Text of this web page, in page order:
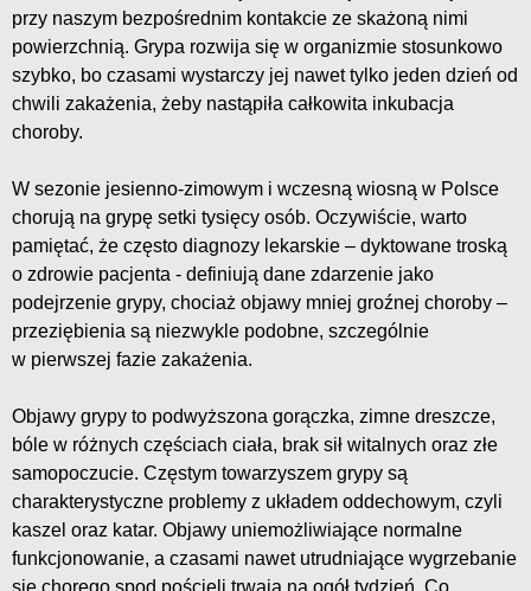
przy naszym bezpośrednim kontakcie ze skażoną nimi
powierzchnią. Grypa rozwija się w organizmie stosunkowo
szybko, bo czasami wystarczy jej nawet tylko jeden dzień od
chwili zakażenia, żeby nastąpiła całkowita inkubacja
choroby.
W sezonie jesienno-zimowym i wczesną wiosną w Polsce
chorują na grypę setki tysięcy osób. Oczywiście, warto
pamiętać, że często diagnozy lekarskie – dyktowane troską
o zdrowie pacjenta - definiują dane zdarzenie jako
podejrzenie grypy, chociaż objawy mniej groźnej choroby –
przeziębienia są niezwykle podobne, szczególnie
w pierwszej fazie zakażenia.
Objawy grypy to podwyższona gorączka, zimne dreszcze,
bóle w różnych częściach ciała, brak sił witalnych oraz złe
samopoczucie. Częstym towarzyszem grypy są
charakterystyczne problemy z układem oddechowym, czyli
kaszel oraz katar. Objawy uniemożliwiające normalne
funkcjonowanie, a czasami nawet utrudniające wygrzebanie
się chorego spod pościeli trwają na ogół tydzień. Co,